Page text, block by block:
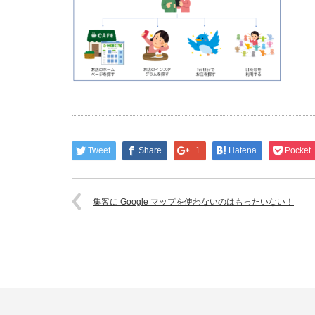
Tweet Share +1 Hatena Pocket
集客に Google マップを使わないのはもったいない！